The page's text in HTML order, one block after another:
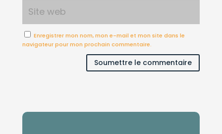
Enregistrer mon nom, mon e-mail et mon site dans le
navigateur pour mon prochain commentaire.
Soumettre le commentaire